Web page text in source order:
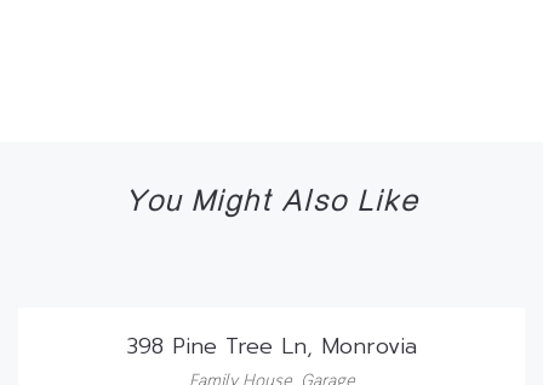
You Might Also Like
398 Pine Tree Ln, Monrovia